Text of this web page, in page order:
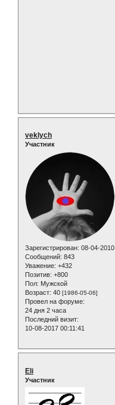
veklych
Участник
Зарегистрирован: 08-04-2010
Сообщений: 843
Уважение: +432
Позитив: +800
Пол: Мужской
Возраст: 40 [1986-05-06]
Провел на форуме:
24 дня 2 часа
Последний визит:
10-08-2017 00:11:41
Eli
Участник